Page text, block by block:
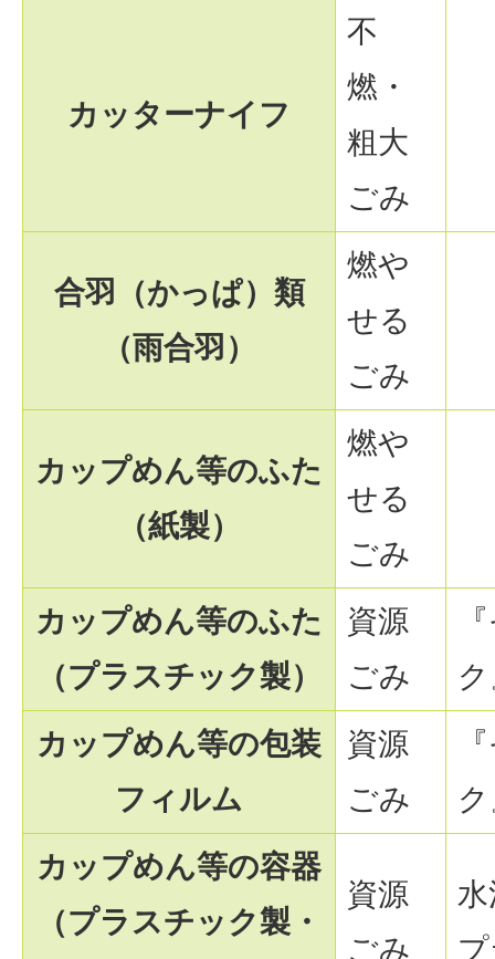
カッターナイフ
不
燃・
粗大
ごみ
合羽（かっぱ）類
（雨合羽）
燃や
せる
ごみ
カップめん等のふた
（紙製）
燃や
せる
ごみ
カップめん等のふた
（プラスチック製）
資源
ごみ
カップめん等の包装
フィルム
資源
ごみ
カップめん等の容器
（プラスチック製・
資源
ごみ